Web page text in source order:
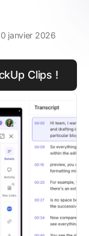
janvier 2026
Clips !